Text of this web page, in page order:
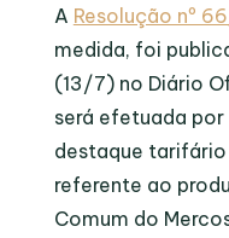
A Resolução nº
medida, foi
(13/7) no Diário
será efetuada
destaque
referente ao
Comum do